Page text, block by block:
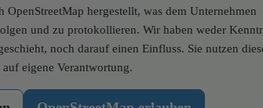
hergestellt, was dem Unternehmen
und zu protokollieren. Wir haben weder
noch darauf einen Einfluss. Sie nutzen
auf eigene Verantwortung.